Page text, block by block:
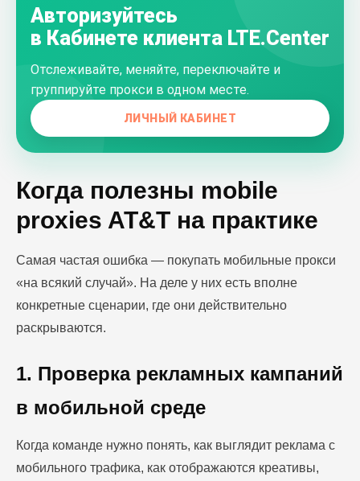
Авторизуйтесь
в Кабинете клиента LTE.Center
Отслеживайте, меняйте, переключайте и
группируйте прокси в одном месте.
ЛИЧНЫЙ КАБИНЕТ
Когда полезны mobile
proxies AT&T на практике
Самая частая ошибка — покупать мобильные прокси
«на всякий случай». На деле у них есть вполне
конкретные сценарии, где они действительно
раскрываются.
1. Проверка рекламных кампаний
в мобильной среде
Когда команде нужно понять, как выглядит реклама с
мобильного трафика, как отображаются креативы,